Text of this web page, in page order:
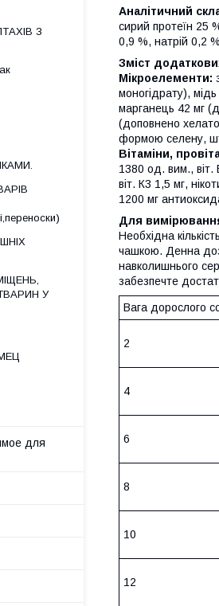
Аналітичний
сирий протеїн 25
0,9 %, натрій 0,2
Зміст
Мікроелементи:
моногідрату),
марганець 42 мг
(доповнено
формою селену,
Вітаміни,
1380 од. вим., віт.
віт. К3 1,5 мг,
1200 мг
Для
Необхідна
чашкою. Денна
навколишнього
забезпечте
Вага дорослого
2
4
6
8
10
12
З
У
для